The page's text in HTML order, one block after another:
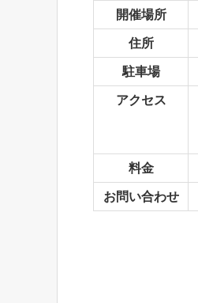
開催場所
住所
駐車場
アクセス
料金
お問い合わせ